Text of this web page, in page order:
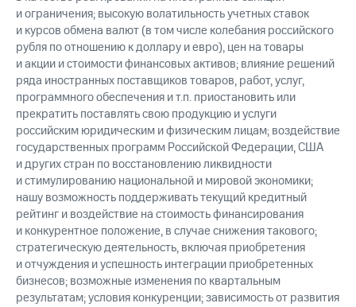
и ограничения; высокую волатильность учетных ставок
и курсов обмена валют (в том числе колебания российского
рубля по отношению к доллару и евро), цен на товары
и акции и стоимости финансовых активов; влияние решений
ряда иностранных поставщиков товаров, работ, услуг,
программного обеспечения и т.п. приостановить или
прекратить поставлять свою продукцию и услуги
российским юридическим и физическим лицам; воздействие
государственных программ Российской Федерации, США
и других стран по восстановлению ликвидности
и стимулированию национальной и мировой экономики;
нашу возможность поддерживать текущий кредитный
рейтинг и воздействие на стоимость финансирования
и конкурентное положение, в случае снижения такового;
стратегическую деятельность, включая приобретения
и отчуждения и успешность интеграции приобретенных
бизнесов; возможные изменения по квартальным
результатам; условия конкуренции; зависимость от развития